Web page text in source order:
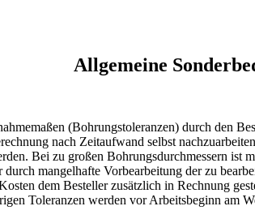
Allgemeine
(Bohrungstoleranzen) durch den
nach Zeitaufwand selbst
Bei zu großen Bohrungsdurchmessern ist
mangelhafte Vorbearbeitung der zu
dem Besteller zusätzlich in Rechnung
Toleranzen werden vor Arbeitsbeginn am